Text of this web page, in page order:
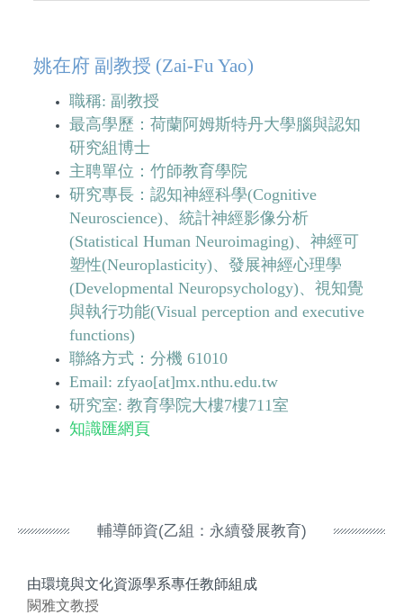
姚在府 副教授 (Zai-Fu Yao)
職稱: 副教授
最高學歷：荷蘭阿姆斯特丹大學腦與認知
研究組博士
主聘單位：竹師教育學院
研究專長：認知神經科學(Cognitive
Neuroscience)、統計神經影像分析
(Statistical Human Neuroimaging)、神經可
塑性(Neuroplasticity)、發展神經心理學
(Developmental Neuropsychology)、視知覺
與執行功能(Visual perception and executive
functions)
聯絡方式：分機 61010
Email: zfyao[at]mx.nthu.edu.tw
研究室: 教育學院大樓7樓711室
知識匯網頁
輔導師資(乙組：永續發展教育)
由環境與文化資源學系專任教師組成
闕雅文教授